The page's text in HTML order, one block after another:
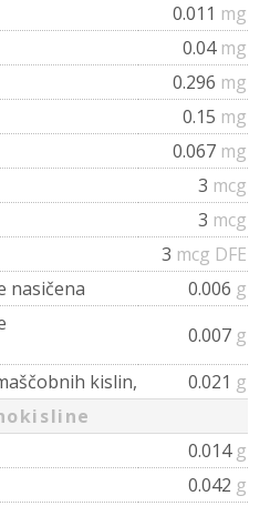
0.011 mg
0.04 mg
0.296 mg
0.15 mg
0.067 mg
3 mcg
3 mcg
3 mcg DFE
nasičena
0.006 g
0.007 g
kislin,
0.021 g
0.014 g
0.042 g